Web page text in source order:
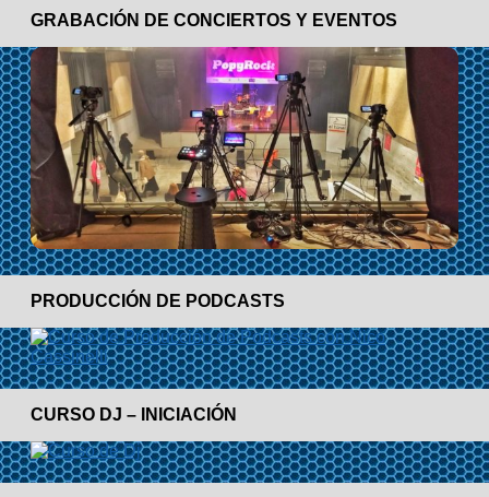
GRABACIÓN DE CONCIERTOS Y EVENTOS
PRODUCCIÓN DE PODCASTS
CURSO DJ – INICIACIÓN